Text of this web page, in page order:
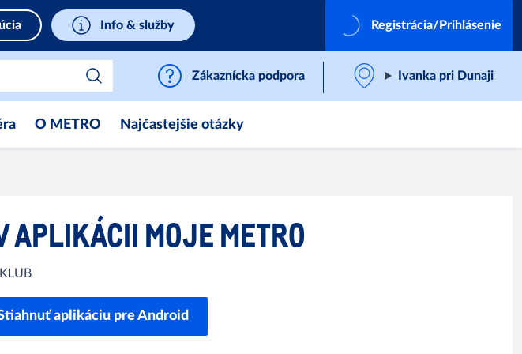
Info & služby Registrácia/Prihlásenie
Zákaznícka podpora Ivanka pri Dunaji
O METRO Najčastejšie otázky
APLIKÁCII MOJE METRO
aplikáciu pre Android